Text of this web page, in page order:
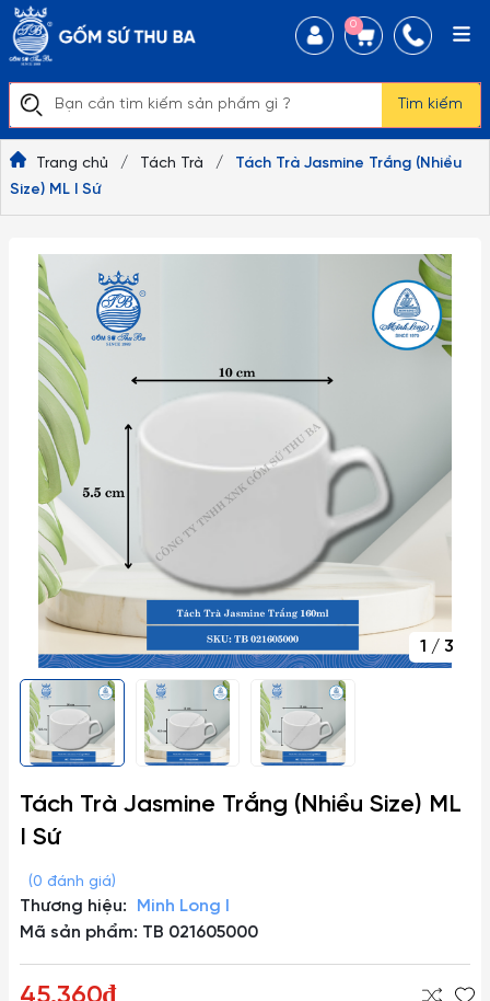
Tìm kiếm
0
Trang chủ / Tách Trà /
Tách Trà Jasmine Trắng (Nhiều
Size) ML I Sứ
1 / 3
Tách Trà Jasmine Trắng (Nhiều Size) ML
I Sứ
(0 đánh giá)
Thương hiệu:
Minh Long I
Mã sản phẩm: TB 021605000